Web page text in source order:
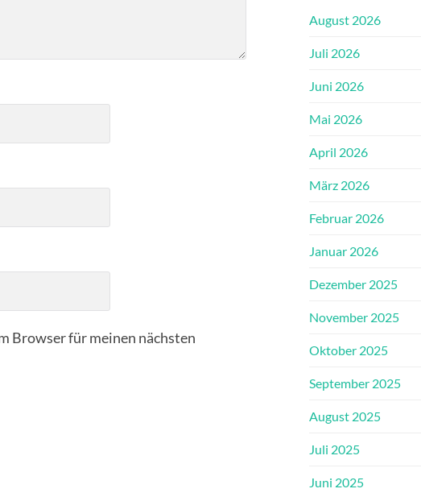
Browser für meinen nächsten
August 2026
Juli 2026
Juni 2026
Mai 2026
April 2026
März 2026
Februar 2026
Januar 2026
Dezember 2025
November 2025
Oktober 2025
September 2025
August 2025
Juli 2025
Juni 2025